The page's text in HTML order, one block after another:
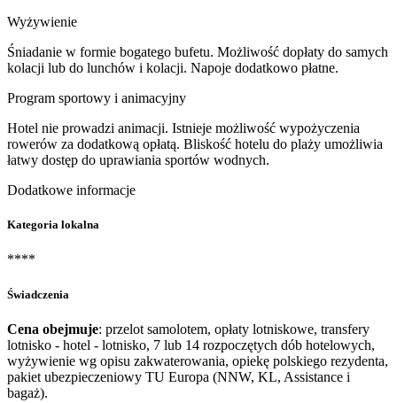
Wyżywienie
Śniadanie w formie bogatego bufetu. Możliwość dopłaty do samych
kolacji lub do lunchów i kolacji. Napoje dodatkowo płatne.
Program sportowy i animacyjny
Hotel nie prowadzi animacji. Istnieje możliwość wypożyczenia
rowerów za dodatkową opłatą. Bliskość hotelu do plaży umożliwia
łatwy dostęp do uprawiania sportów wodnych.
Dodatkowe informacje
Kategoria lokalna
****
Świadczenia
Cena obejmuje: przelot samolotem, opłaty lotniskowe, transfery
lotnisko - hotel - lotnisko, 7 lub 14 rozpoczętych dób hotelowych,
wyżywienie wg opisu zakwaterowania, opiekę polskiego rezydenta,
pakiet ubezpieczeniowy TU Europa (NNW, KL, Assistance i
bagaż).